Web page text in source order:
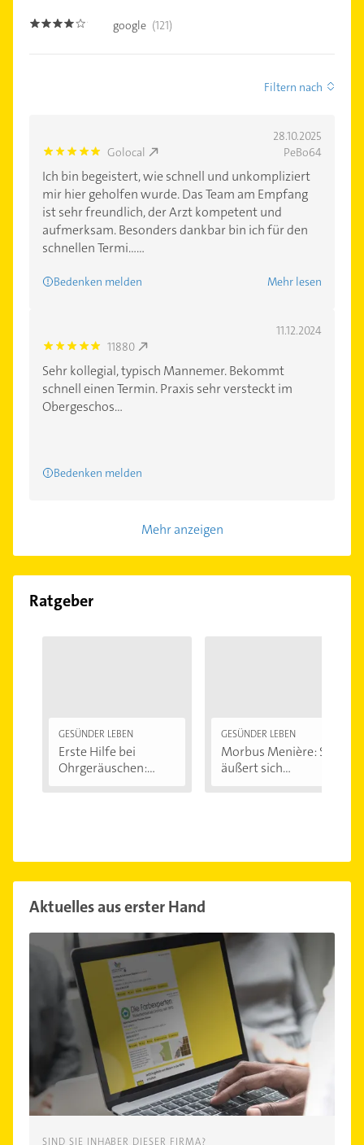
3.9 google (121)
Filtern nach
28.10.2025
5.0 Golocal PeBo64
Ich bin begeistert, wie schnell und unkompliziert
mir hier geholfen wurde. Das Team am Empfang
ist sehr freundlich, der Arzt kompetent und
aufmerksam. Besonders dankbar bin ich für den
schnellen Termi......
Bedenken melden Mehr lesen
11.12.2024
5.0 11880
Sehr kollegial, typisch Mannemer. Bekommt
schnell einen Termin. Praxis sehr versteckt im
Obergeschos...
Bedenken melden
Mehr anzeigen
Ratgeber
GESÜNDER LEBEN
Erste Hilfe bei
Ohrgeräuschen:...
GESÜNDER LEBEN
Morbus Menière: So
äußert sich...
Aktuelles aus erster Hand
SIND SIE INHABER DIESER FIRMA?